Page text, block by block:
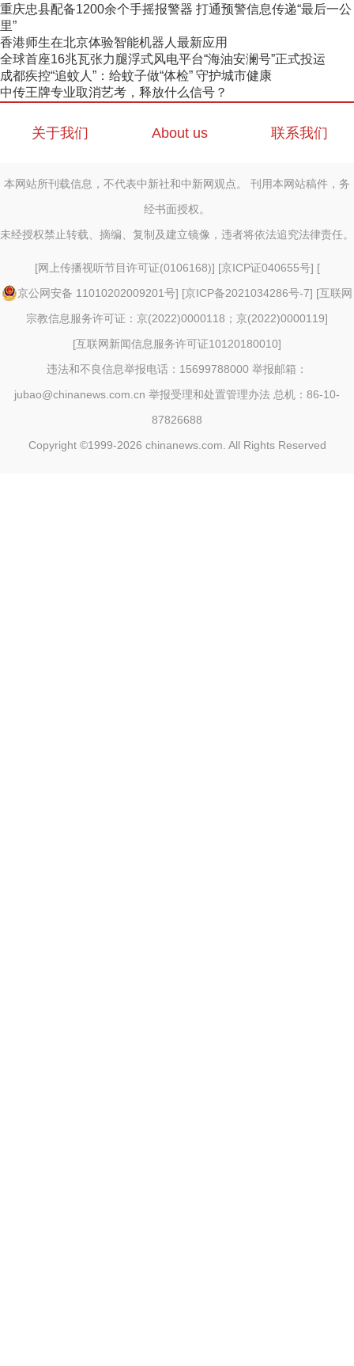
重庆忠县配备1200余个手摇报警器 打通预警信息传递“最后一公
里”
香港师生在北京体验智能机器人最新应用
全球首座16兆瓦张力腿浮式风电平台“海油安澜号”正式投运
成都疾控“追蚊人”：给蚊子做“体检” 守护城市健康
中传王牌专业取消艺考，释放什么信号？
关于我们 About us 联系我们
本网站所刊载信息，不代表中新社和中新网观点。 刊用本网站稿件，务
经书面授权。
未经授权禁止转载、摘编、复制及建立镜像，违者将依法追究法律责任。
[网上传播视听节目许可证(0106168)] [京ICP证040655号] [
京公网安备 11010202009201号] [京ICP备2021034286号-7] [互联网
宗教信息服务许可证：京(2022)0000118；京(2022)0000119]
[互联网新闻信息服务许可证10120180010]
违法和不良信息举报电话：15699788000 举报邮箱：
jubao@chinanews.com.cn 举报受理和处置管理办法 总机：86-10-
87826688
Copyright ©1999-2026 chinanews.com. All Rights Reserved